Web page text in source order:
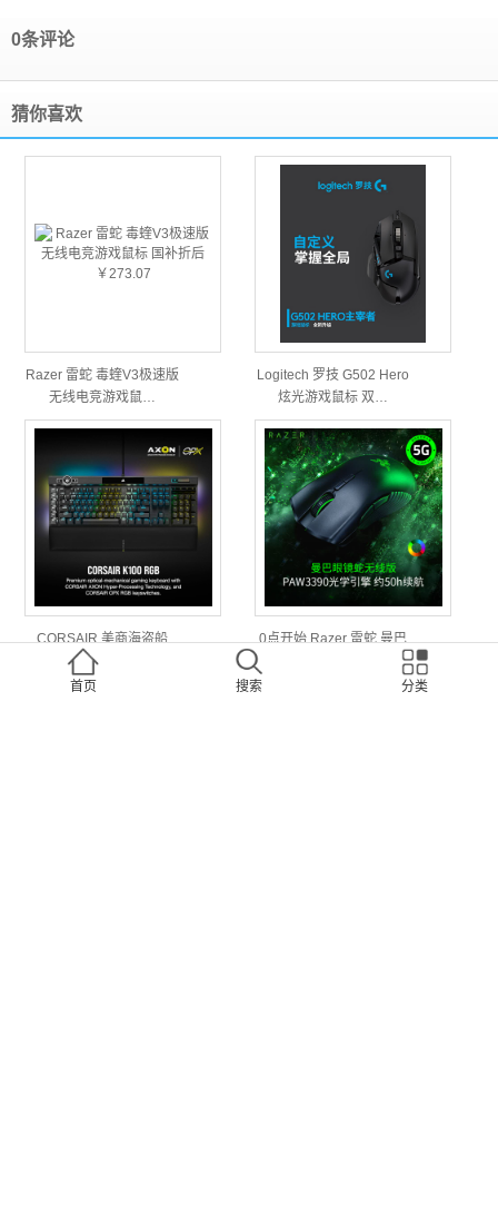
0条评论
猜你喜欢
Razer 雷蛇 毒蝰V3极速版
无线电竞游戏鼠…
Logitech 罗技 G502 Hero
炫光游戏鼠标 双…
CORSAIR 美商海盗船
K100 RGB 机械键盘 ￥…
0点开始 Razer 雷蛇 曼巴
首页 搜索 分类